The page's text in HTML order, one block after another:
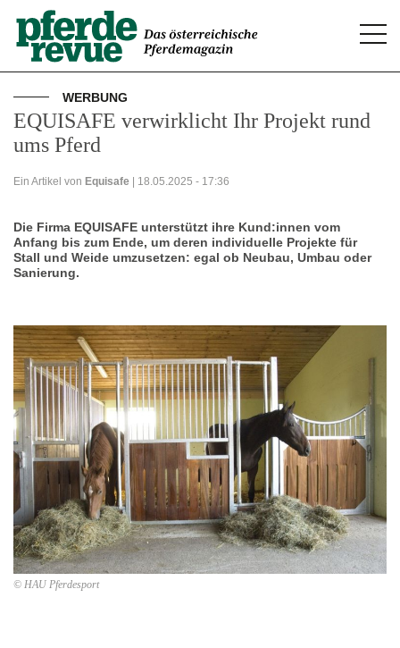
WERBUNG
EQUISAFE verwirklicht Ihr Projekt rund
ums Pferd
Ein Artikel von Equisafe | 18.05.2025 - 17:36
Die Firma EQUISAFE unterstützt ihre Kund:innen vom
Anfang bis zum Ende, um deren individuelle Projekte für
Stall und Weide umzusetzen: egal ob Neubau, Umbau oder
Sanierung.
© HAU Pferdesport